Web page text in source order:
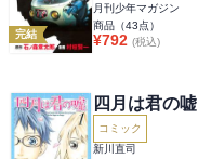
完結
月刊少年マガジン
商品（43点）
¥792 (税込)
四月は君の嘘
コミック
新川直司